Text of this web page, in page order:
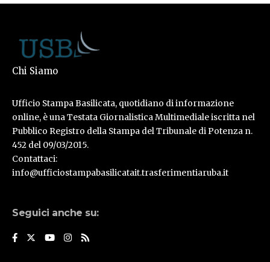
Chi Siamo
Ufficio Stampa Basilicata, quotidiano di informazione
online, è una Testata Giornalistica Multimediale iscritta nel
Pubblico Registro della Stampa del Tribunale di Potenza n.
452 del 09/03/2015.
Contattaci:
info@ufficiostampabasilicatait.trasferimentiaruba.it
Seguici anche su: